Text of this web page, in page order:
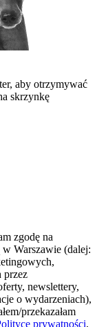
aby otrzymywać
skrzynkę
zgodę na
Warszawie (dalej:
przez
newslettery,
o wydarzeniach),
przekazałam
prywatności.